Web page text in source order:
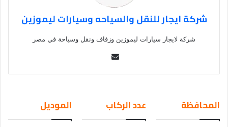
شركة ايجار للنقل والسياحه وسيارات ليموزين
شركة لايجار سيارات ليموزين وزفاف ونقل وسياحة في مصر
ail
المحافظة عدد الركاب الموديل